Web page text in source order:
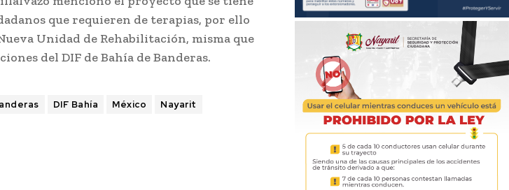
que requieren de terapias, por ello
Unidad de Rehabilitación, misma que
del DIF de Bahía de Banderas.
DIF Bahía México Nayarit